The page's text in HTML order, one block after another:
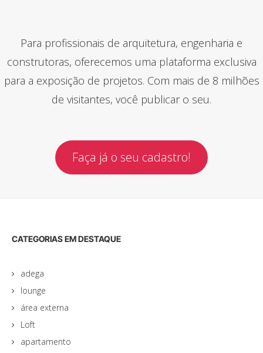
Para profissionais de arquitetura, engenharia e
construtoras, oferecemos uma plataforma exclusiva
para a exposição de projetos. Com mais de 8 milhões
de visitantes, você publicar o seu.
Faça já o seu cadastro!
CATEGORIAS EM DESTAQUE
adega
lounge
área externa
Loft
apartamento